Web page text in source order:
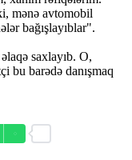
mənə avtomobil
bağışlayıblar".
saxlayıb. O,
bu barədə danışmaq